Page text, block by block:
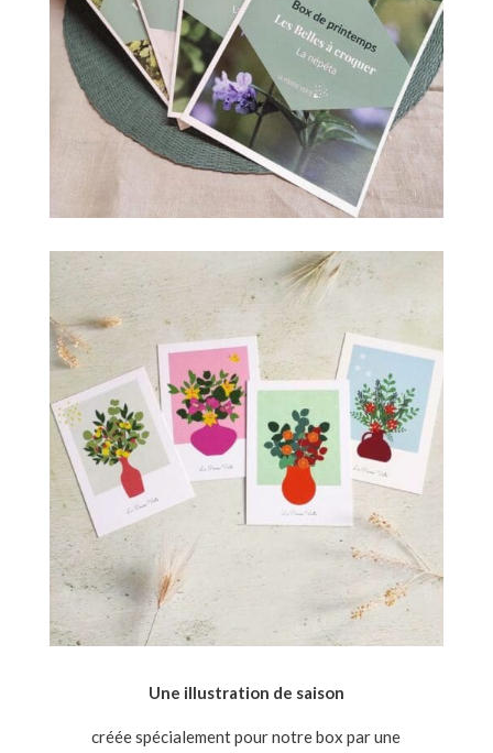
Une illustration de saison
créée spécialement pour notre box par une